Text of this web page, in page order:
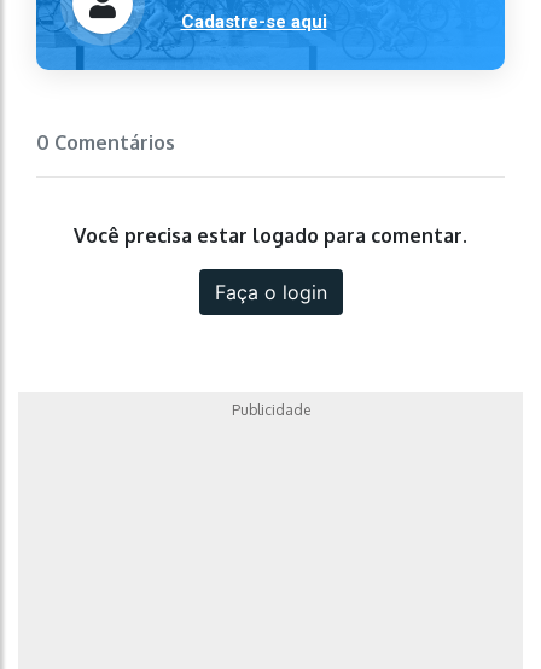
Cadastre-se aqui
0 Comentários
Você precisa estar logado para comentar.
Faça o login
Publicidade